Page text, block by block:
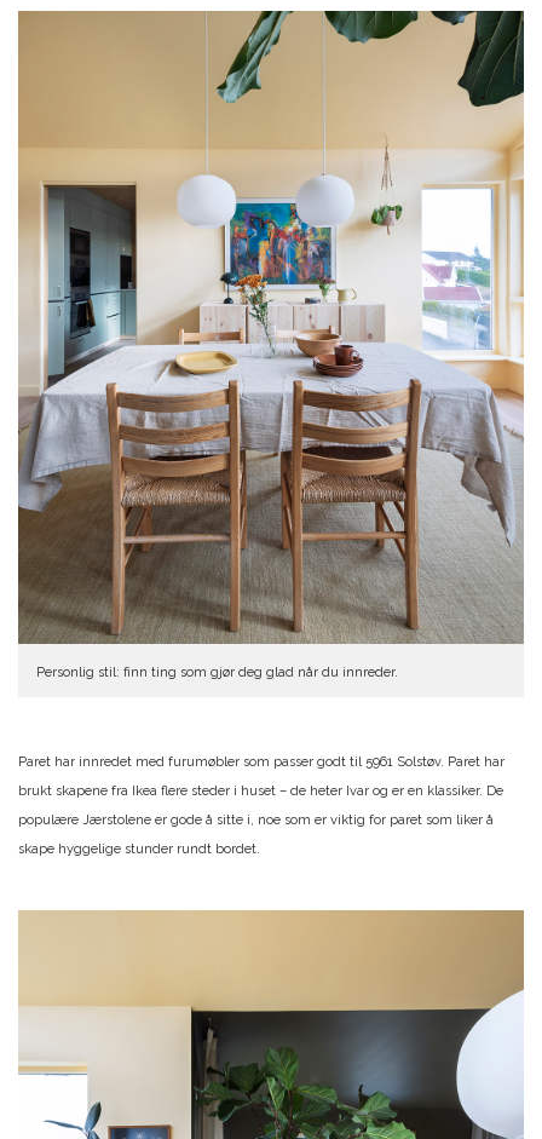
Personlig stil: finn ting som gjør deg glad når du innreder.
Paret har innredet med furumøbler som passer godt til 5961 Solstøv. Paret har
brukt skapene fra Ikea flere steder i huset – de heter Ivar og er en klassiker. De
populære Jærstolene er gode å sitte i, noe som er viktig for paret som liker å
skape hyggelige stunder rundt bordet.